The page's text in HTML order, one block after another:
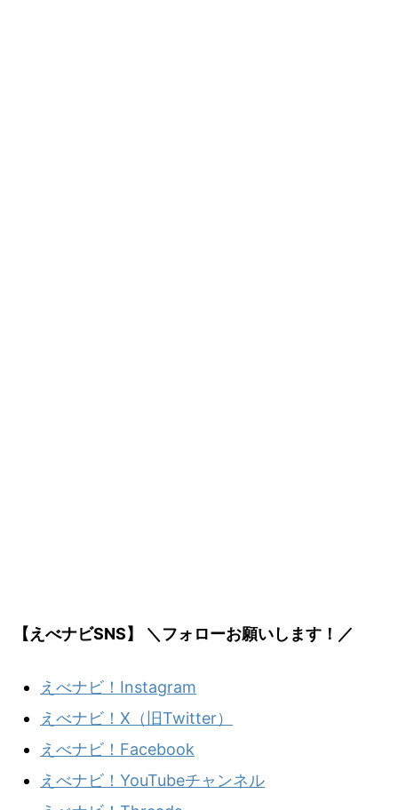
【えべナビSNS】 ＼フォローお願いします！／
えべナビ！Instagram
えべナビ！X（旧Twitter）
えべナビ！Facebook
えべナビ！YouTubeチャンネル